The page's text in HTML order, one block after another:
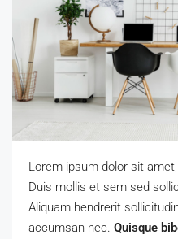
Lorem ipsum dolor sit
Duis mollis et sem sed
Aliquam hendrerit
accumsan nec. Quisque